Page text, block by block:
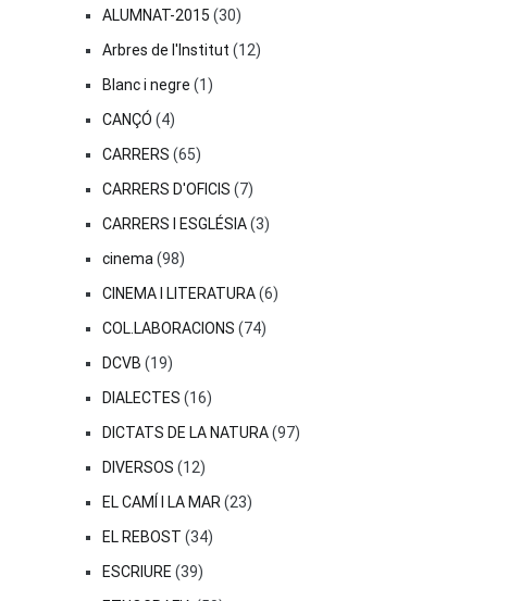
ALUMNAT-2015 (30)
Arbres de l'Institut (12)
Blanc i negre (1)
CANÇÓ (4)
CARRERS (65)
CARRERS D'OFICIS (7)
CARRERS I ESGLÉSIA(3)
cinema (98)
CINEMA I LITERATURA(6)
COL.LABORACIONS (74)
DCVB (19)
DIALECTES (16)
DICTATS DE LA NATURA(97)
DIVERSOS (12)
EL CAMÍ I LA MAR (23)
EL REBOST (34)
ESCRIURE (39)